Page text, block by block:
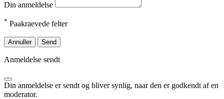
Din anmeldelse
* Paakraevede felter
Annuller Send
Anmeldelse sendt
Din anmeldelse er sendt og bliver synlig, naar den er godkendt af en
moderator.